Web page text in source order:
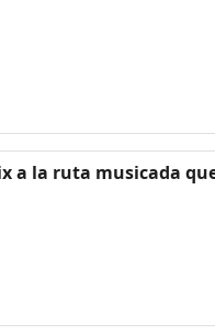
a la ruta musicada